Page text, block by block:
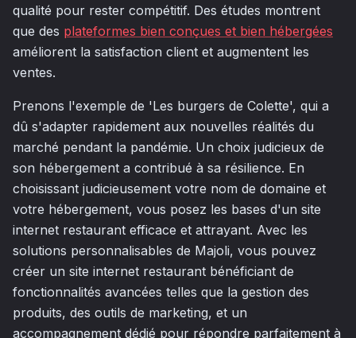
qualité pour rester compétitif. Des études montrent
que des plateformes bien conçues et bien hébergées
améliorent la satisfaction client et augmentent les
ventes.
Prenons l'exemple de 'Les burgers de Colette', qui a
dû s'adapter rapidement aux nouvelles réalités du
marché pendant la pandémie. Un choix judicieux de
son hébergement a contribué à sa résilience. En
choisissant judicieusement votre nom de domaine et
votre hébergement, vous posez les bases d'un site
internet restaurant efficace et attrayant. Avec les
solutions personnalisables de Majoli, vous pouvez
créer un site internet restaurant bénéficiant de
fonctionnalités avancées telles que la gestion des
produits, des outils de marketing, et un
accompagnement dédié pour répondre parfaitement à